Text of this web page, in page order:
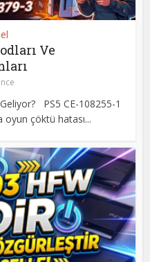
Ve
PS5 CE-108255-1
oyun çöktü hatası...